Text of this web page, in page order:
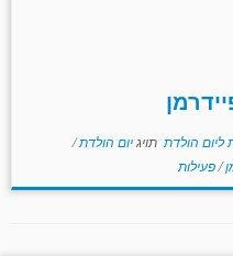
ליום הולדת תויגיום הולדת/
/פעילות